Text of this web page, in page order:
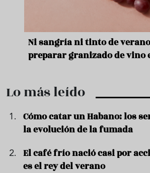
Ni sangría ni tinto de
preparar granizado de vino
Lo más leído
Cómo catar un Habano: los
la evolución de la fumada
El café frío nació casi por
es el rey del verano